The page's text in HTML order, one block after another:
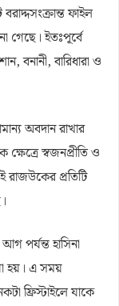
ফাইল
গেছে। ইতঃপূর্বে
বনানী, বারিধারা ও
অবদান রাখার
স্বজনপ্রীতি ও
প্রতিটি
পর্যন্ত হাসিনা
হয়। এ সময়
ফ্রিস্টাইলে যাকে